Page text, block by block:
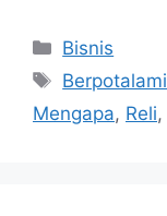
Kategori
Bisnis
Tag
Berpotalami
Mengapa, Reli,